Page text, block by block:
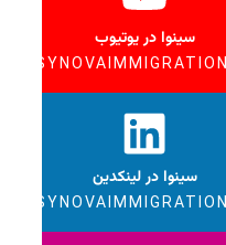
سینوا در یوتیوب
SYNOVAIMMIGRATION
سینوا در لینکدین
SYNOVAIMMIGRATION